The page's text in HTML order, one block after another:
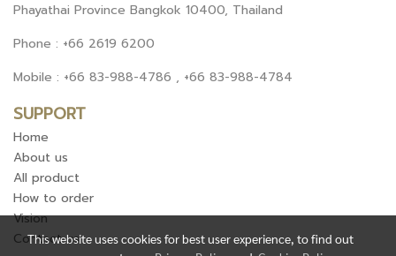
Phayathai Province Bangkok 10400, Thailand
Phone : +66 2619 6200
Mobile : +66 83-988-4786 , +66 83-988-4784
SUPPORT
Home
About us
All product
How to order
Vision
Contact us
This website uses cookies for best user experience, to find out